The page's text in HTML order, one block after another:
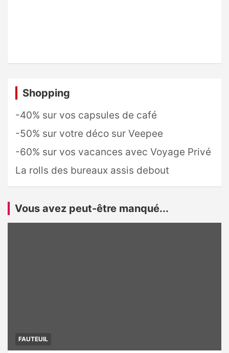
Shopping
-40% sur vos capsules de café
-50% sur votre déco sur Veepee
-60% sur vos vacances avec Voyage Privé
La rolls des bureaux assis debout
Vous avez peut-être manqué...
FAUTEUIL